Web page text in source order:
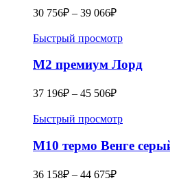
30 756₽ – 39 066₽
Быстрый просмотр
M2 премиум Лорд
37 196₽ – 45 506₽
Быстрый просмотр
M10 термо Венге
36 158₽ – 44 675₽